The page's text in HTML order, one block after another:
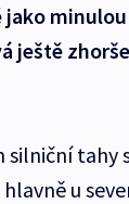
ještě
tahy
u